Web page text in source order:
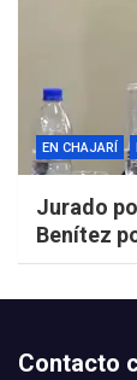
EN CHAJARÍ
Jurado
Benítez
Contacto